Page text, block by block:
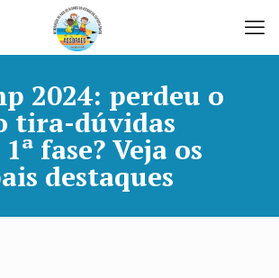
2024: perdeu o
tira-dúvidas
fase? Veja os
destaques